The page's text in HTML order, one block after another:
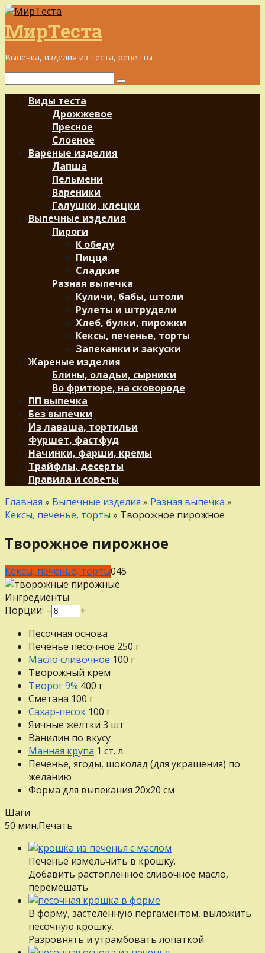
Перейти
к
контенту
МирТеста
Выпечка, изделия из теста, рецепты
Поиск:
Виды теста
Дрожжевое
Пресное
Слоеное
Вареные изделия
Лапша
Пельмени
Вареники
Галушки, клецки
Выпечные изделия
Пироги
К обеду
Пицца
Сладкие
Разная выпечка
Куличи, бабы, штоли
Рулеты и штрудели
Хлеб, булки, пирожки
Кексы, печенье, торты
Запеканки и закуски
Жареные изделия
Блины, оладьи, сырники
Во фритюре, на сковороде
ПП выпечка
Без выпечки
Из лаваша, тортильи
Фуршет, фастфуд
Начинки, фарши, кремы
Трайфлы, десерты
Правила и советы
Главная » Выпечные изделия » Разная выпечка »
Кексы, печенье, торты » Творожное пирожное
Творожное пирожное
Кексы, печенье, торты045
Ингредиенты
Порции: –
+
Песочная основа
Печенье песочное 250 г
Масло сливочное 100 г
Творожный крем
Творог 9% 400 г
Сметана 100 г
Сахар-песок 100 г
Яичные желтки 3 шт
Ванилин по вкусу
Манная крупа 1 ст. л.
Печенье, ягоды, шоколад (для украшения) по
желанию
Форма для выпекания 20х20 см
Шаги
50 мин.Печать
Печенье измельчить в крошку.
Добавить растопленное сливочное масло,
перемешать
В форму, застеленную пергаментом, выложить
песочную крошку.
Разровнять и утрамбовать лопаткой